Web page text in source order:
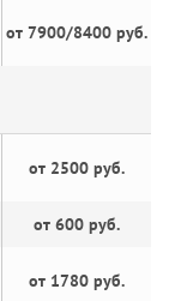
от 7900/8400 руб.
от 2500 руб.
от 600 руб.
от 1780 руб.